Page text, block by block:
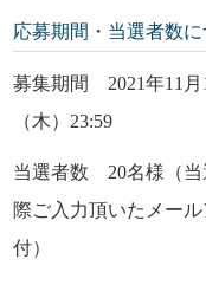
応募期間・当選者数に
募集期間 2021年11月
（木）23:59
当選者数 20名様（当
際ご入力頂いたメー
付）